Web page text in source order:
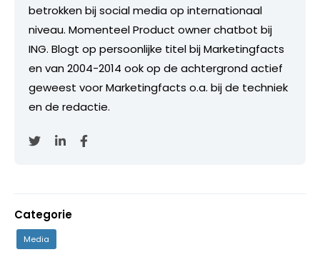
betrokken bij social media op internationaal
niveau. Momenteel Product owner chatbot bij
ING. Blogt op persoonlijke titel bij Marketingfacts
en van 2004-2014 ook op de achtergrond actief
geweest voor Marketingfacts o.a. bij de techniek
en de redactie.
Categorie
Media